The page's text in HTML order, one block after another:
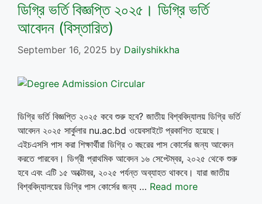
ডিগ্রি ভর্তি বিজ্ঞপ্তি ২০২৫। ডিগ্রি ভর্তি
আবেদন (বিস্তারিত)
September 16, 2025 by Dailyshikkha
ডিগ্রি ভর্তি বিজ্ঞপ্তি ২০২৫ কবে শুরু হবে? জাতীয় বিশ্ববিদ্যালয় ডিগ্রি ভর্তি
আবেদন ২০২৫ সার্কুলার nu.ac.bd ওয়েবসাইটে প্রকাশিত হয়েছে।
এইচএসসি পাস করা শিক্ষার্থীরা ডিগ্রি ৩ বছরের পাস কোর্সের জন্য আবেদন
করতে পারবেন। ডিগ্রী প্রাথমিক আবেদন ১৬ সেপ্টেম্বর, ২০২৫ থেকে শুরু
হবে এবং এটি ১৫ অক্টোবর, ২০২৫ পর্যন্ত অব্যাহত থাকবে। যারা জাতীয়
বিশ্ববিদ্যালয়ের ডিগ্রি পাস কোর্সের জন্য … Read more